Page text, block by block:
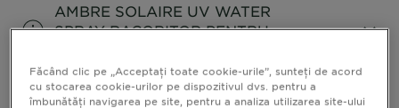
AMBRE SOLAIRE UV WATER
SPRAY RACORITOR PENTRU
CLOSE SUBPANEL
Făcând clic pe „Acceptați toate cookie-urile”, sunteți de acord
cu stocarea cookie-urilor pe dispozitivul dvs. pentru a
îmbunătăți navigarea pe site, pentru a analiza utilizarea site-ului